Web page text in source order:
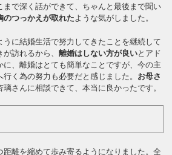
まで深く話ができて、ちゃんと最後まで聞い
のつっかえが取れたような気がしました。
うに結婚生活で努力してきたことを継続して
が訪れるから、離婚はしない方が良いとアド
に、離婚はとても簡単なことですが、今の主
く為の努力も必要だと感じました。 お母さ
璃さんに相談できて、本当に良かったです。
距離を縮めて歩み寄るようになりました。全